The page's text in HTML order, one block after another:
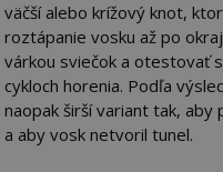
väčší alebo krížový knot,
roztápanie vosku až po
várkou sviečok a otestovať
cykloch horenia. Podľa
naopak širší variant tak, aby
a aby vosk netvoril tunel.